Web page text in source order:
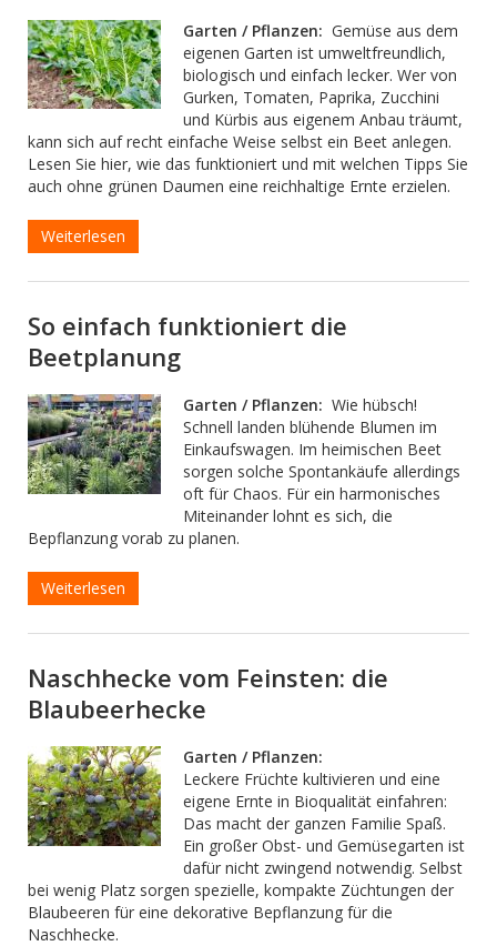
Garten / Pflanzen: Gemüse aus dem
eigenen Garten ist umweltfreundlich,
biologisch und einfach lecker. Wer von
Gurken, Tomaten, Paprika, Zucchini
und Kürbis aus eigenem Anbau träumt,
kann sich auf recht einfache Weise selbst ein Beet anlegen.
Lesen Sie hier, wie das funktioniert und mit welchen Tipps Sie
auch ohne grünen Daumen eine reichhaltige Ernte erzielen.
Weiterlesen
So einfach funktioniert die
Beetplanung
Garten / Pflanzen: Wie hübsch!
Schnell landen blühende Blumen im
Einkaufswagen. Im heimischen Beet
sorgen solche Spontankäufe allerdings
oft für Chaos. Für ein harmonisches
Miteinander lohnt es sich, die
Bepflanzung vorab zu planen.
Weiterlesen
Naschhecke vom Feinsten: die
Blaubeerhecke
Garten / Pflanzen:
Leckere Früchte kultivieren und eine
eigene Ernte in Bioqualität einfahren:
Das macht der ganzen Familie Spaß.
Ein großer Obst- und Gemüsegarten ist
dafür nicht zwingend notwendig. Selbst
bei wenig Platz sorgen spezielle, kompakte Züchtungen der
Blaubeeren für eine dekorative Bepflanzung für die
Naschhecke.